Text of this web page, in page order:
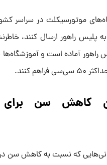
موتورسیکلت در سراسر
پلیس راهور ارسال کنند،
آماده است و
کنند.
کاهش سن برای
که نسبت به کاهش سن